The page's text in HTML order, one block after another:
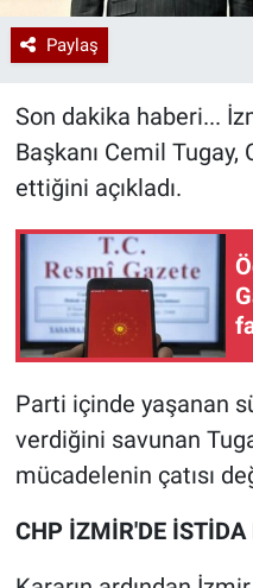
Paylaş
Son dakika haberi...
Başkanı Cemil
ettiğini açıkladı.
Parti içinde yaşanan
verdiğini savunan
mücadelenin çatısı
CHP İZMİR'DE İSTİDA
Ramazan